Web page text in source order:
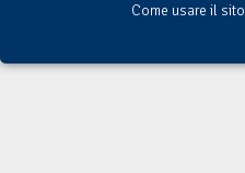
Come usare il sito